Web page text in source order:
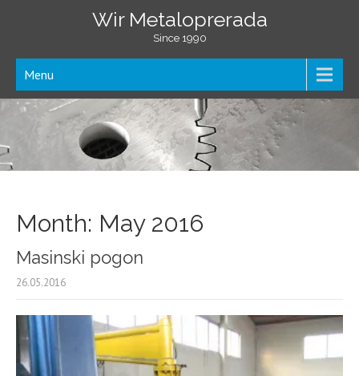
Wir Metaloprerada
Since 1990
Menu
Month: May 2016
Masinski pogon
26.05.2016